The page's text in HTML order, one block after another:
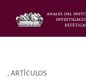
, ARTÍCULOS